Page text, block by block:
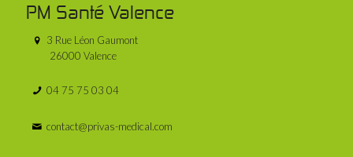
PM Santé Valence
3 Rue Léon Gaumont
26000 Valence
04 75 75 03 04
contact@privas-medical.com